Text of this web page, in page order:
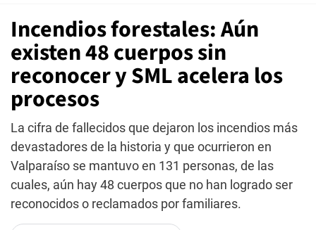
Incendios forestales: Aún
existen 48 cuerpos sin
reconocer y SML acelera los
procesos
La cifra de fallecidos que dejaron los incendios más
devastadores de la historia y que ocurrieron en
Valparaíso se mantuvo en 131 personas, de las
cuales, aún hay 48 cuerpos que no han logrado ser
reconocidos o reclamados por familiares.